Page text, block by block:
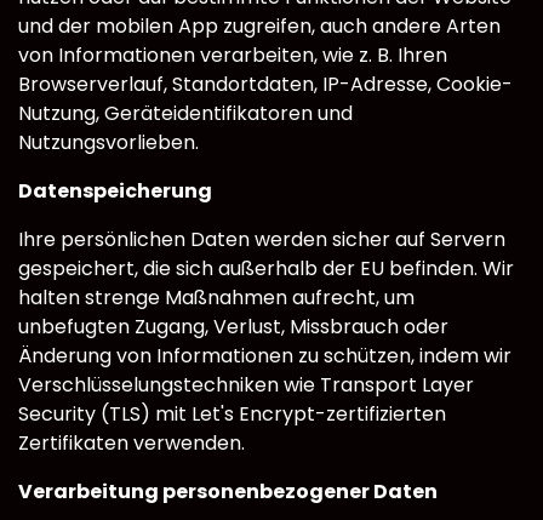
und der mobilen App zugreifen, auch andere Arten
von Informationen verarbeiten, wie z. B. Ihren
Browserverlauf, Standortdaten, IP-Adresse, Cookie-
Nutzung, Geräteidentifikatoren und
Nutzungsvorlieben.
Datenspeicherung
Ihre persönlichen Daten werden sicher auf Servern
gespeichert, die sich außerhalb der EU befinden. Wir
halten strenge Maßnahmen aufrecht, um
unbefugten Zugang, Verlust, Missbrauch oder
Änderung von Informationen zu schützen, indem wir
Verschlüsselungstechniken wie Transport Layer
Security (TLS) mit Let's Encrypt-zertifizierten
Zertifikaten verwenden.
Verarbeitung personenbezogener Daten